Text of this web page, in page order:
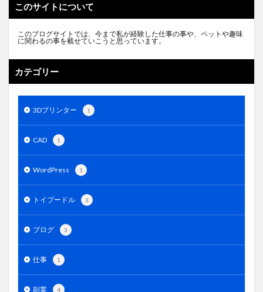
このサイトについて
このブログサイトでは、今まで私が経験した仕事の事や、ペットや趣味
に関わるの事を載せていこうと思っています。
カテゴリー
3Dプリンター 1
CAD 1
WordPress 1
トイプードル 3
ブログ 3
仕事 1
副業 4